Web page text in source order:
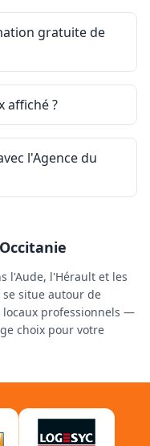
gratuite de
affiché ?
l'Agence du
l'Aude, l'Hérault et les
se situe autour de
locaux professionnels —
choix pour votre